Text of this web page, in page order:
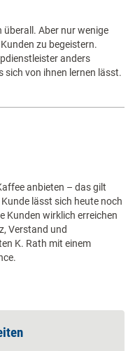
überall. Aber nur wenige
zu begeistern.
anders
sich von ihnen lernen lässt.
anbieten – das gilt
lässt sich heute noch
Kunden wirklich erreichen
Verstand und
K. Rath mit einem